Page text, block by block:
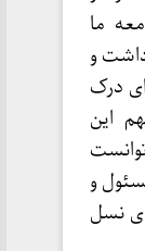
ما
و
درک
این
و
نسل